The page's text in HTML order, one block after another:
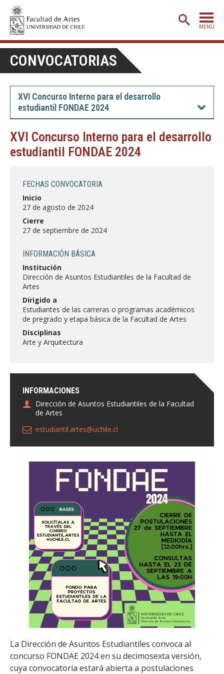
MENÚ
PORTADA
ADMISIÓN
ETAPA BÁSICA
CARRERAS
POSTGRADO
EXTENSIÓN
BIBLIOTECA
DEPARTAMENTOS
FACULTAD
Estudiantes
Académicas/os Egresadas/os
CONVOCATORIAS
XVI Concurso Interno para el desarrollo
estudiantil FONDAE 2024
XVI Concurso Interno para el desarrollo
estudiantil FONDAE 2024
INFORMACIONES
Dirección de Asuntos Estudiantiles de la Facultad
de Artes
estudiantil.artes@uchile.cl
FECHAS CONVOCATORIA
Inicio
27 de agosto de 2024
Cierre
27 de septiembre de 2024
INFORMACIÓN BÁSICA
Institución
Dirección de Asuntos Estudiantiles de la Facultad de
Artes
Dirigido a
Estudiantes de las carreras o programas académicos
de pregrado y etapa básica de la Facultad de Artes
Disciplinas
Arte y Arquitectura
La Dirección de Asuntos Estudiantiles convoca al
concurso FONDAE 2024 en su decimosexta versión,
cuya convocatoria estará abierta a postulaciones